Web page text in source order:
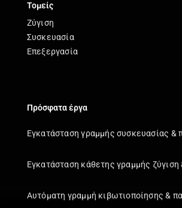
Τομείς
Ζύγιση
Συσκευασία
Επεξεργασία
Πρόσφατα έργα
Εγκατάσταση γραμμής συσκευασίας &
Εγκατάσταση κάθετης γραμμής ζύγιση
Αυτόματη γραμμή κιβωτιοποίησης &